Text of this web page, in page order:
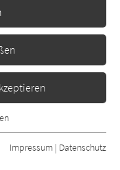
Funktionen der
dass die Webseite
Impressum | Datenschutz